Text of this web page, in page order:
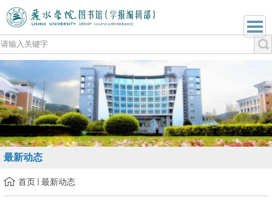
最新动态
首页 最新动态